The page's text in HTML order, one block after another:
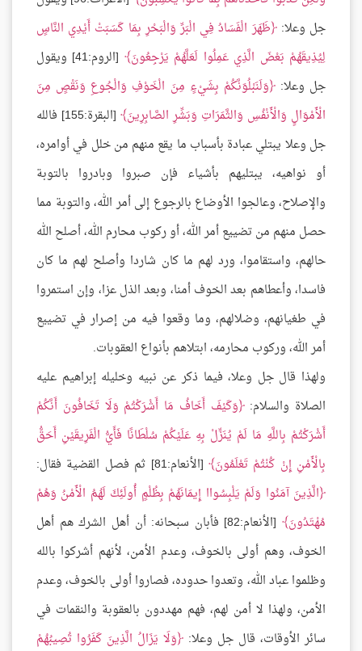
جل وعلا: ظَهَرَ الْفَسَادُ فِي الْبَرِّ وَالْبَحْرِ بِمَا كَسَبَتْ أَيْدِي النَّاسِِ
لِيُذِيقَهُمْ بَعْضَ الَّذِي عَمِلُوا لَعَلَّهُمْ يَرْجِعُونَ
[الروم:41] ويقول
جل وعلا: وَلَنَبْلُوَنَّكُمْ بِشَيْءٍ مِنَ الْخَوْفِ وَالْجُوعِ وَنَقْصٍ مِنَ
الْأَمْوَالِِ وَالْأَنْفُسِ وَالثَّمَرَاتِ وَبَشِّرِ الصَّابِرِينَ
[البقرة:155] فالله
جل وعلا يبتلي عبادة بأسباب ما يقع منهم من خلل في أوامره،
أو نواهيه، يبتليهم بأشياء فإن صبروا وبادروا بالتوبة
والإصلاح، وعالجوا الأوضاع بالرجوع إلى أمر الله، والتوبة مما
حصل منهم من تضييع أمر الله، أو ركوب محارم الله، أصلح الله
حالهم، واستقاموا، ورد لهم ما كان شاردا وأصلح لهم ما كان
فاسدا، وأعطاهم بعد الخوف أمنا، وبعد الذل عزا، وإن استمروا
في طغيانهم، وضلالهم، وما وقعوا فيه من إصرار في تضييع
أمر الله، وركوب محارمه، ابتلاهم بأنواع العقوبات.
ولهذا قال جل وعلا، فيما ذكر عن نبيه وخليله إبراهيم عليه
الصلاة والسلام: وَكَيْفَ أَخَافُ مَا أَشْرَكْتُمْ وَلَا تَخَافُونَ أَنَّكُمْ
أَشْرَكْتُمْ بِاللَّهِ مَا لَمْ يُنَزِّلْ بِهِ عَلَيْكُمْ سُلْطَانًا فَأَيُّ الْفَرِيقَيْنِ أَحَقُّ
بِالْأَمْنِ إِنْ كُنْتُمْ تَعْلَمُونَ [الأنعام:81] ثم فصل القضية فقال:
الَّذِينَ آمَنُوا وَلَمْ يَلْبِسُواا إِيمَانَهُمْ بِظُلْمٍ أُولَئِكَ لَهُمُ الْأَمْنُ وَهُمْ
مُهْتَدُونَ
[الأنعام:82] فأبان سبحانه: أن أهل الشرك هم أهل
الخوف، وهم أولى بالخوف، وعدم الأمن، لأنهم أشركوا بالله
وظلموا عباد الله، وتعدوا حدوده، فصاروا أولى بالخوف، وعدم
الأمن، ولهذا لا أمن لهم، فهم مهددون بالعقوبة والنقمات في
سائر الأوقات، قال جل وعلا: وَلَا يَزَالُ الَّذِينَ كَفَرُوا تُصِيبُهُمْ